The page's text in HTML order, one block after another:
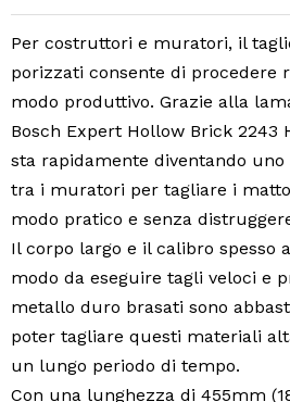
Per costruttori e muratori, il
porizzati consente di procedere
modo produttivo. Grazie alla
Bosch Expert Hollow Brick 2243
sta rapidamente diventando
tra i muratori per tagliare i
modo pratico e senza
Il corpo largo e il calibro spesso
modo da eseguire tagli veloci e
metallo duro brasati sono
poter tagliare questi materiali
un lungo periodo di tempo.
Con una lunghezza di 455mm